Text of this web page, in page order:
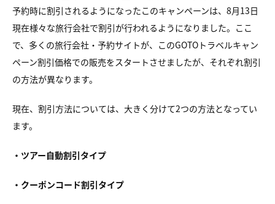
予約時に割引されるようになったこのキャンペーンは、8月13日
現在様々な旅行会社で割引が行われるようになりました。ここ
で、多くの旅行会社・予約サイトが、このGOTOトラベルキャン
ペーン割引価格での販売をスタートさせましたが、それぞれ割引
の方法が異なります。
現在、割引方法については、大きく分けて2つの方法となってい
ます。
・ツアー自動割引タイプ
・クーポンコード割引タイプ